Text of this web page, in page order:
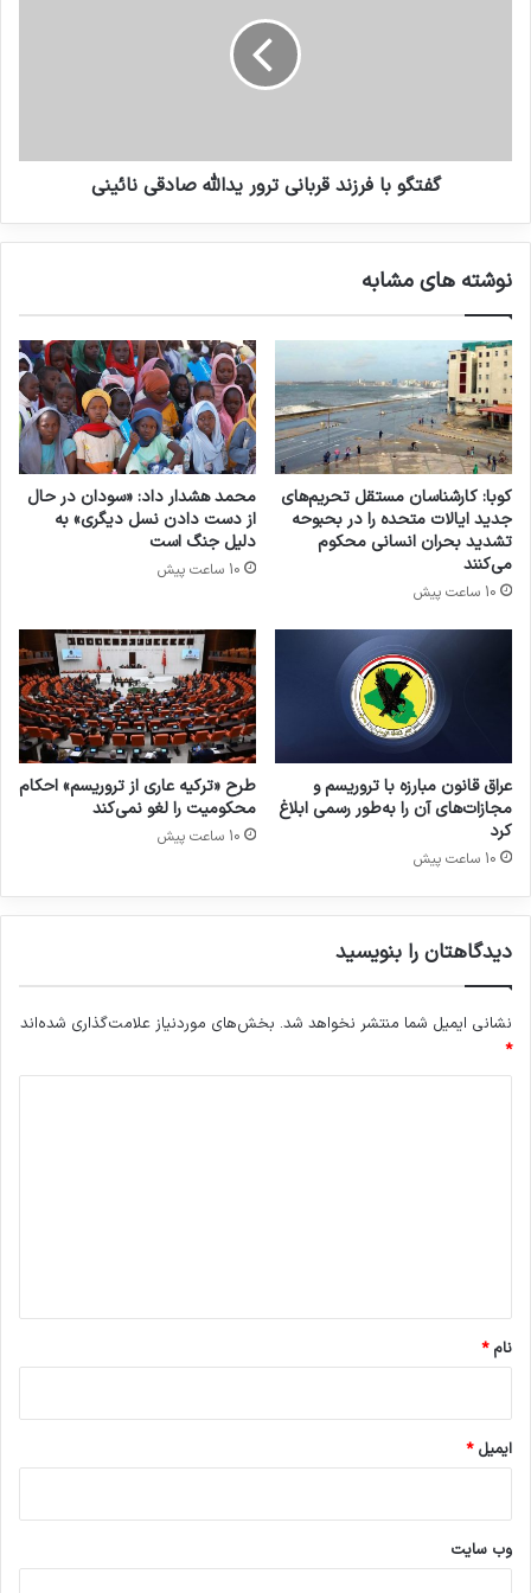
انتشار شاخص تروریسم جهانی در
صدر متاثرین از تروریسم
19 مارس 2023
بررسی فیلم‌ها و سریال‌های ایرانی با
موضوع داعش
تروریسم در عراق حملات تروریستی در پاکستان
کپی لینک
گفتگو با فرزند قربانی ترور یدالله صادقی نائینی
نوشته های مشابه
کوبا: کارشناسان مستقل تحریم‌های
جدید ایالات متحده را در بحبوحه
تشدید بحران انسانی محکوم
می‌کنند
10 ساعت پیش
محمد هشدار داد: «سودان در حال
از دست دادن نسل دیگری» به
دلیل جنگ است
10 ساعت پیش
عراق قانون مبارزه با تروریسم و
مجازات‌های آن را به‌طور رسمی ابلاغ
کرد
10 ساعت پیش
طرح «ترکیه عاری از تروریسم» احکام
محکومیت را لغو نمی‌کند
10 ساعت پیش
دیدگاهتان را بنویسید
نشانی ایمیل شما منتشر نخواهد شد. بخش‌های موردنیاز علامت‌گذاری شده‌اند
*
نام*
ایمیل*
وب‌ سایت